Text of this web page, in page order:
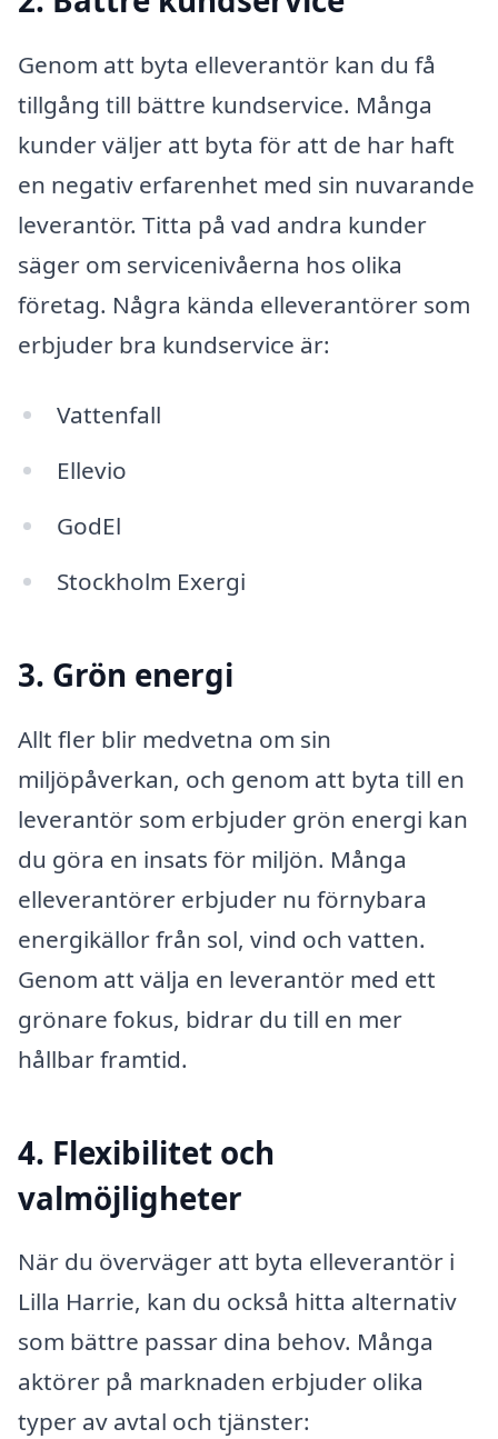
Genom att byta elleverantör kan du få
tillgång till bättre kundservice. Många
kunder väljer att byta för att de har haft
en negativ erfarenhet med sin nuvarande
leverantör. Titta på vad andra kunder
säger om servicenivåerna hos olika
företag. Några kända elleverantörer som
erbjuder bra kundservice är:
Vattenfall
Ellevio
GodEl
Stockholm Exergi
3. Grön energi
Allt fler blir medvetna om sin
miljöpåverkan, och genom att byta till en
leverantör som erbjuder grön energi kan
du göra en insats för miljön. Många
elleverantörer erbjuder nu förnybara
energikällor från sol, vind och vatten.
Genom att välja en leverantör med ett
grönare fokus, bidrar du till en mer
hållbar framtid.
4. Flexibilitet och
valmöjligheter
När du överväger att byta elleverantör i
Lilla Harrie, kan du också hitta alternativ
som bättre passar dina behov. Många
aktörer på marknaden erbjuder olika
typer av avtal och tjänster: